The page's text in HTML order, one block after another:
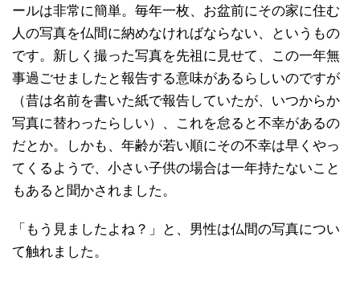
ールは非常に簡単。毎年一枚、お盆前にその家に住む
人の写真を仏間に納めなければならない、というもの
です。新しく撮った写真を先祖に見せて、この一年無
事過ごせましたと報告する意味があるらしいのですが
（昔は名前を書いた紙で報告していたが、いつからか
写真に替わったらしい）、これを怠ると不幸があるの
だとか。しかも、年齢が若い順にその不幸は早くやっ
てくるようで、小さい子供の場合は一年持たないこと
もあると聞かされました。
「もう見ましたよね？」と、男性は仏間の写真につい
て触れました。